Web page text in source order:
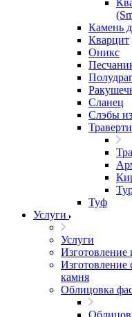
Камень
Кварцит
Оникс
Сланец
Слэбы
Туф
Услуги
Услуги
Изготовление
Изготовление
камня
Облицовка